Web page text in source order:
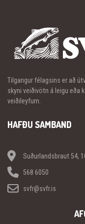
Tilgangur félagsins er að
skyni veiðivötn á leigu eða
veiðileyfum.
HAFÐU SAMBAND
Suðurlandsbraut 54,
568 6050
svfr@svfr.is